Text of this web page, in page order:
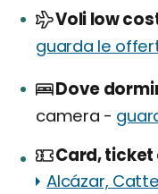
Voli low
guarda le
Dove
camera -
Card,
Alcázar,